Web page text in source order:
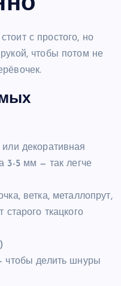
с простого, но
чтобы потом не
декоративная
3-5 мм — так легче
ветка, металлопрут,
ткацкого
чтобы делить шнуры